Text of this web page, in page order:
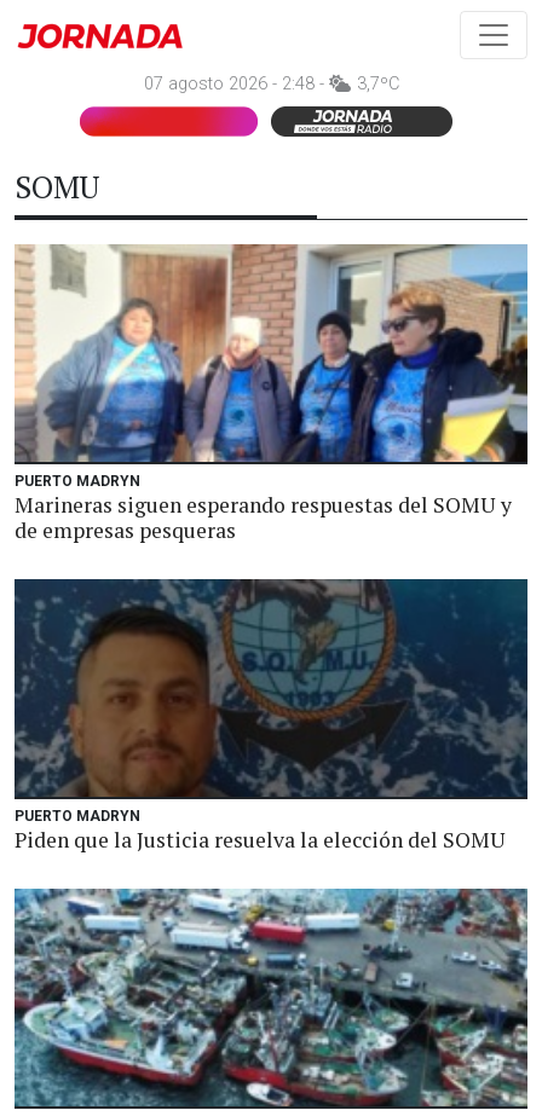
07 agosto 2026 - 2:48 - 3,7ºC
SOMU
PUERTO MADRYN
Marineras siguen esperando respuestas del SOMU y
de empresas pesqueras
PUERTO MADRYN
Piden que la Justicia resuelva la elección del SOMU